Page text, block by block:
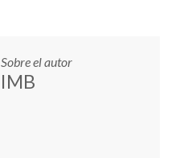
Sobre el autor
IMB